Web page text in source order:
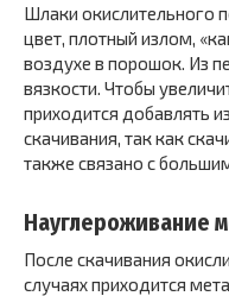
Шлаки окислительного
цвет, плотный излом,
воздухе в порошок. Из
вязкости. Чтобы
приходится добавлять
скачивания, так как
также связано с
Науглероживание
После скачивания
случаях приходится